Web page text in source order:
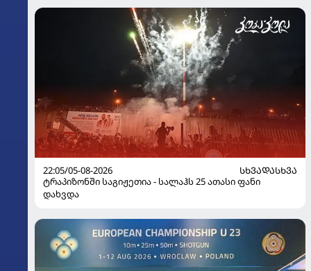
22:05/05-08-2026
ᲡᲮᲕᲐᲓᲐᲡᲮᲕᲐ
ტრაპიზონში საგიჟეთია - სალაჰს 25 ათასი ფანი
დახვდა